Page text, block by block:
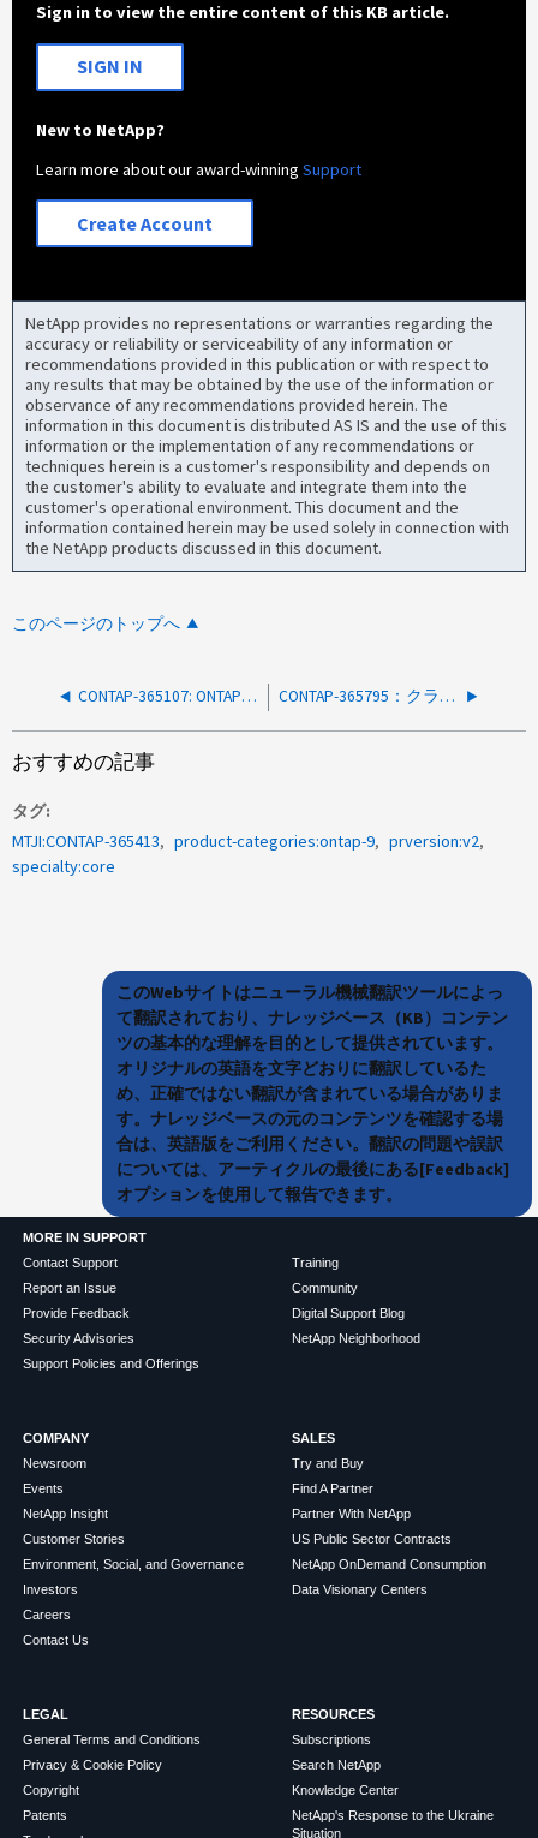
Sign in to view the entire content of this KB article.
SIGN IN
New to NetApp?
Learn more about our award-winningSupport
Create Account
NetApp provides no representations or warranties regarding the
accuracy or reliability or serviceability of any information or
recommendations provided in this publication or with respect to
any results that may be obtained by the use of the information or
observance of any recommendations provided herein. The
information in this document is distributed AS IS and the use of this
information or the implementation of any recommendations or
techniques herein is a customer's responsibility and depends on
the customer's ability to evaluate and integrate them into the
customer's operational environment. This document and the
information contained herein may be used solely in connection with
the NetApp products discussed in this document.
このページのトップへ
CONTAP-365107: ONTAP クラスタノードが予期せずリブートする CONTAP-365795：クライアント側のボリュームファイルの非同期削除スロットル値を調整できない
おすすめの記事
タグ
MTJI:CONTAP-365413
product-categories:ontap-9
prversion:v2
specialty:core
このWebサイトはニューラル機械翻訳ツールによっ
て翻訳されており、ナレッジベース（KB）コンテン
ツの基本的な理解を目的として提供されています。
オリジナルの英語を文字どおりに翻訳しているた
め、正確ではない翻訳が含まれている場合がありま
す。ナレッジベースの元のコンテンツを確認する場
合は、英語版をご利用ください。翻訳の問題や誤訳
については、アーティクルの最後にある[Feedback]
オプションを使用して報告できます。
MORE IN SUPPORT
Contact Support
Report an Issue
Provide Feedback
Security Advisories
Support Policies and Offerings
Training
Community
Digital Support Blog
NetApp Neighborhood
COMPANY
Newsroom
Events
NetApp Insight
Customer Stories
Environment, Social, and Governance
Investors
Careers
Contact Us
SALES
Try and Buy
Find A Partner
Partner With NetApp
US Public Sector Contracts
NetApp OnDemand Consumption
Data Visionary Centers
LEGAL
General Terms and Conditions
Privacy & Cookie Policy
Copyright
Patents
RESOURCES
Subscriptions
Search NetApp
Knowledge Center
NetApp's Response to the Ukraine
Situation